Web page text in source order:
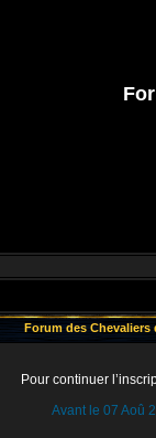
Forum des
Pour continuer
Avant le 07 Aoû